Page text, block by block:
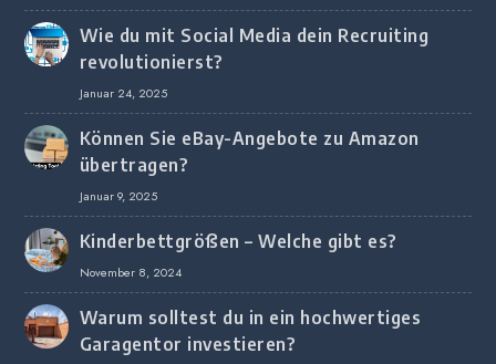
Wie du mit Social Media dein Recruiting
revolutionierst?
Januar 24, 2025
Können Sie eBay-Angebote zu Amazon
übertragen?
Januar 9, 2025
Kinderbettgrößen – Welche gibt es?
November 8, 2024
Warum solltest du in ein hochwertiges
Garagentor investieren?